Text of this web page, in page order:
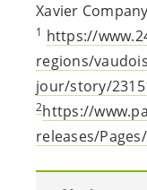
Xavier Company
1 https://
regions/
jour/story/
2https://
releases/